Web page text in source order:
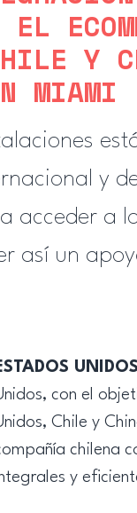
Y
MIAMI
y
acceder a
así un
con el
Chile y
chilena
y